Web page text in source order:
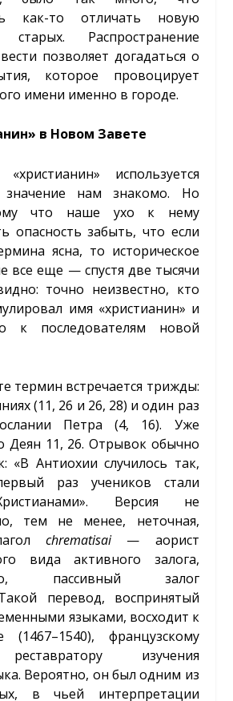
как-то отличать новую
Распространение
позволяет догадаться о
которое провоцирует
имени именно в городе.
в Новом Завете
используется
нам знакомо. Но
что наше ухо к нему
опасность забыть, что если
ясна, то историческое
все еще — спустя две тысячи
точно неизвестно, кто
имя «христианин» и
к последователям новой
термин встречается трижды:
(11, 26 и 26, 28) и один раз
Петра (4, 16). Уже
Деян 11, 26. Отрывок обычно
«В Антиохии случилось так,
раз учеников стали
Версия не
тем не менее, неточная,
chrematisai— аорист
вида активного залога,
пассивный залог
перевод, воспринятый
языками, восходит к
французскому
изучения
Вероятно, он был одним из
в чьей интерпретации